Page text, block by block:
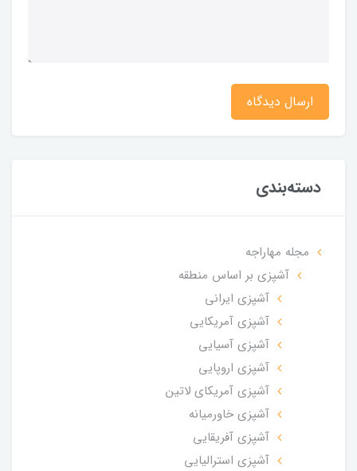
ارسال دیدگاه
دسته‌بندی
مجله مهاراجه
آشپزی بر اساس منطقه
آشپزی ایرانی
آشپزی آمریکایی
آشپزی آسیایی
آشپزی اروپایی
آشپزی آمریکای لاتین
آشپزی خاورمیانه
آشپزی آفریقایی
آشپزی استرالیایی